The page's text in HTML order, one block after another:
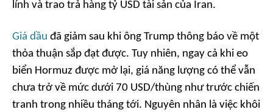
lính và trao trả hàng tỷ USD tài sản của Iran.
Giá dầu đã giảm sau khi ông Trump thông báo về một
thỏa thuận sắp đạt được. Tuy nhiên, ngay cả khi eo
biển Hormuz được mở lại, giá năng lượng có thể vẫn
chưa trở về mức dưới 70 USD/thùng như trước chiến
tranh trong nhiều tháng tới. Nguyên nhân là việc khôi